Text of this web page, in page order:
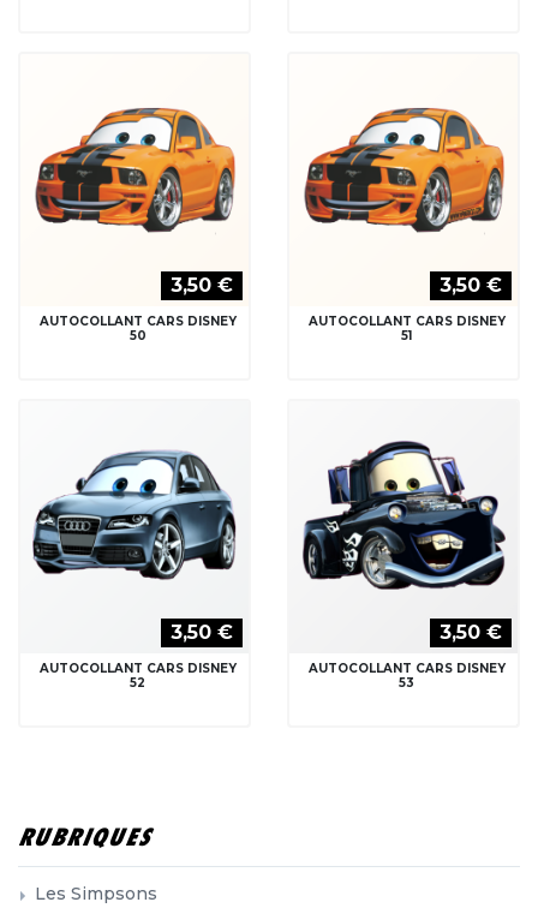
3,50 €
AUTOCOLLANT CARS DISNEY
50
3,50 €
AUTOCOLLANT CARS DISNEY
51
3,50 €
AUTOCOLLANT CARS DISNEY
52
3,50 €
AUTOCOLLANT CARS DISNEY
53
RUBRIQUES
Les Simpsons